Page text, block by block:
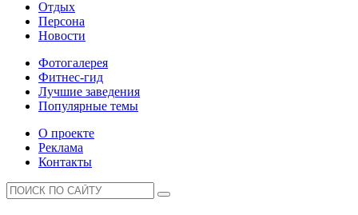
Отдых
Персона
Новости
Фотогалерея
Фитнес-гид
Лучшие заведения
Популярные темы
О проекте
Реклама
Контакты